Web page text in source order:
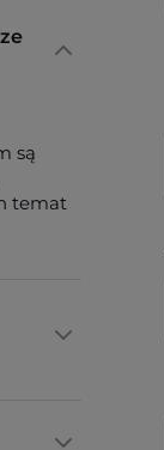
są
temat